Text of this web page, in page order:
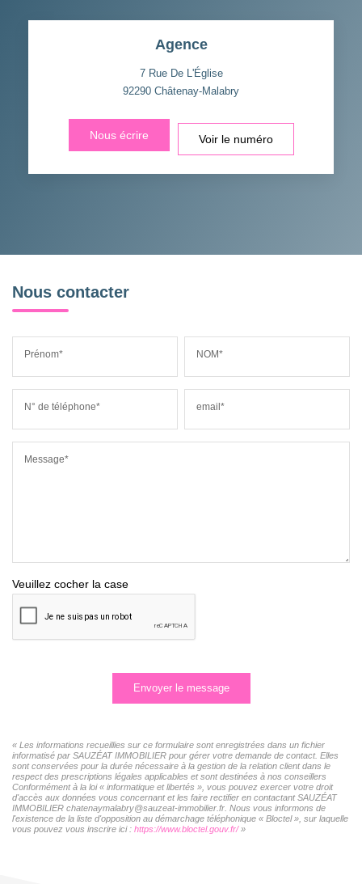
Agence
7 Rue De L'Église
92290 Châtenay-Malabry
Nous écrire Voir le numéro
Nous contacter
Prénom* NOM*
N° de téléphone* email*
Message*
Veuillez cocher la case
Envoyer le message
« Les informations recueillies sur ce formulaire sont enregistrées dans un fichier
informatisé par SAUZÉAT IMMOBILIER pour gérer votre demande de contact. Elles
sont conservées pour la durée nécessaire à la gestion de la relation client dans le
respect des prescriptions légales applicables et sont destinées à nos conseillers
Conformément à la loi « informatique et libertés », vous pouvez exercer votre droit
d'accès aux données vous concernant et les faire rectifier en contactant SAUZÉAT
IMMOBILIER chatenaymalabry@sauzeat-immobilier.fr. Nous vous informons de
l'existence de la liste d'opposition au démarchage téléphonique « Bloctel », sur laquelle
vous pouvez vous inscrire ici : https://www.bloctel.gouv.fr/»